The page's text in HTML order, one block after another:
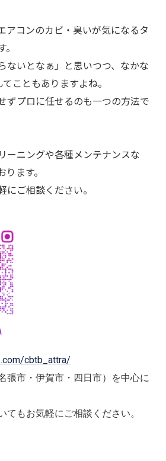
アコンのカビ・臭いが気になるタ
ないとなぁ」と思いつつ、なかな
こともありますよね。
ずプロに任せるのも一つの方法で
ーニングや各種メンテナンスな
ます。
にご相談ください。
cbtb_attra/
張市・伊賀市・四日市）を中心に
てもお気軽にご相談ください。